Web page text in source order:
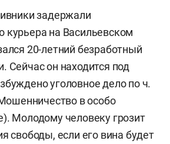
задержали
курьера на Васильевском
20-летний безработный
Сейчас он находится под
уголовное дело по ч.
в особо
Молодому человеку грозит
свободы, если его вина будет